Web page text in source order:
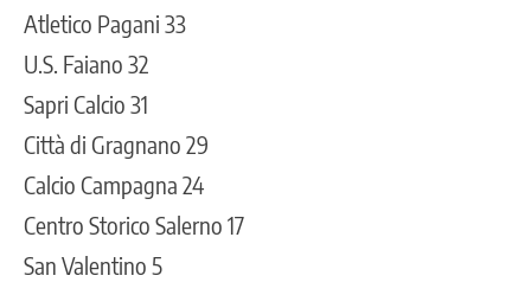
Atletico Pagani 33
U.S. Faiano 32
Sapri Calcio 31
Città di Gragnano 29
Calcio Campagna 24
Centro Storico Salerno 17
San Valentino 5